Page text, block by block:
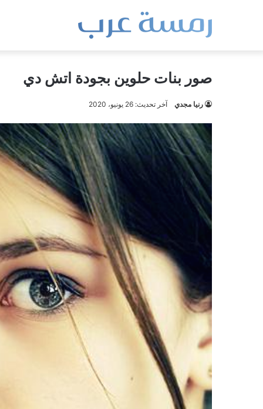
صور بنات حلوين بجودة اتش دي
رنيا مجدي آخر تحديث: 26 يونيو، 2020